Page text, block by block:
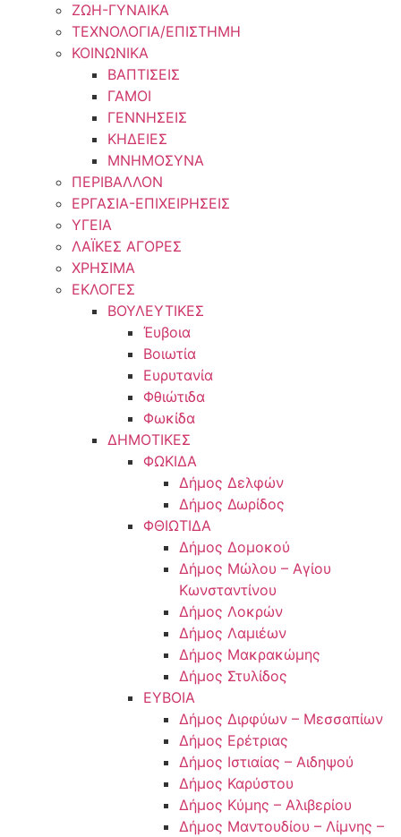
ΖΩΗ-ΓΥΝΑΙΚΑ
ΤΕΧΝΟΛΟΓΙΑ/ΕΠΙΣΤΗΜΗ
ΚΟΙΝΩΝΙΚΑ
ΒΑΠΤΙΣΕΙΣ
ΓΑΜΟΙ
ΓΕΝΝΗΣΕΙΣ
ΚΗΔΕΙΕΣ
ΜΝΗΜΟΣΥΝΑ
ΠΕΡΙΒΑΛΛΟΝ
ΕΡΓΑΣΙΑ-ΕΠΙΧΕΙΡΗΣΕΙΣ
ΥΓΕΙΑ
ΛΑΪΚΕΣ ΑΓΟΡΕΣ
ΧΡΗΣΙΜΑ
ΕΚΛΟΓΕΣ
ΒΟΥΛΕΥΤΙΚΕΣ
Έυβοια
Βοιωτία
Ευρυτανία
Φθιώτιδα
Φωκίδα
ΔΗΜΟΤΙΚΕΣ
ΦΩΚΙΔΑ
Δήμος Δελφών
Δήμος Δωρίδος
ΦΘΙΩΤΙΔΑ
Δήμος Δομοκού
Δήμος Μώλου – Αγίου
Κωνσταντίνου
Δήμος Λοκρών
Δήμος Λαμιέων
Δήμος Μακρακώμης
Δήμος Στυλίδος
ΕΥΒΟΙΑ
Δήμος Διρφύων – Μεσσαπίων
Δήμος Ερέτριας
Δήμος Ιστιαίας – Αιδηψού
Δήμος Καρύστου
Δήμος Κύμης – Αλιβερίου
Δήμος Μαντουδίου – Λίμνης –